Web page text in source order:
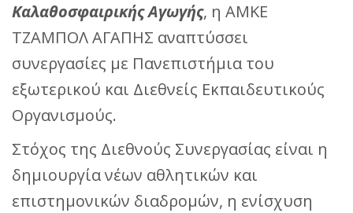
Καλαθοσφαιρικής Αγωγής, η ΑΜΚΕ
ΤΖΑΜΠΟΛ ΑΓΑΠΗΣ αναπτύσσει
συνεργασίες με Πανεπιστήμια του
εξωτερικού και Διεθνείς Εκπαιδευτικούς
Οργανισμούς.
Στόχος της Διεθνούς Συνεργασίας είναι η
δημιουργία νέων αθλητικών και
επιστημονικών διαδρομών, η ενίσχυση